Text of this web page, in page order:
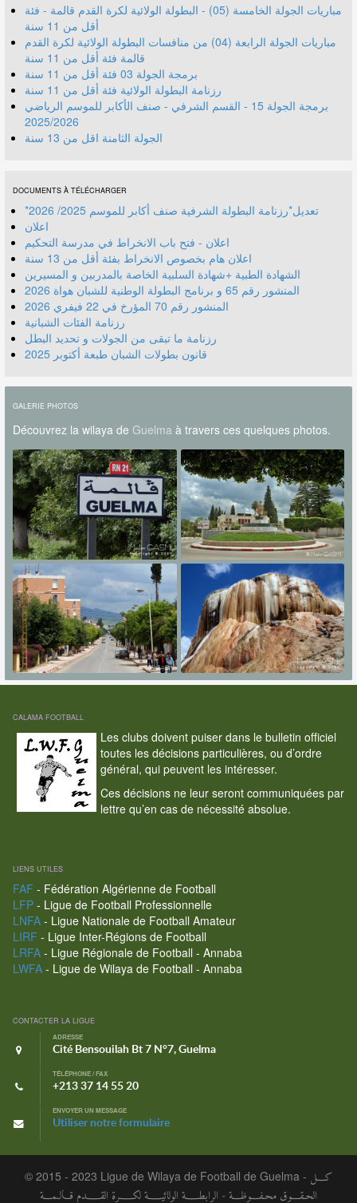
مباريات الجولة الخامسة (05) - البطولة الولائية لكرة القدم قالمة - فئة
أقل من 11 سنة
مباريات الجولة الرابعة (04) من منافسات البطولة الولائية لكرة القدم
قالمة فئة أقل من 11 سنة
برمجة الجولة 03 فئة أقل من 11 سنة
رزنامة البطولة الولائية فئة أقل من 11 سنة
برمجة الجولة 15 - القسم الشرفي - صنف الأكابر للموسم الرياضي
2025/2026
الجولة الثامنة اقل من 13 سنة
DOCUMENTS À TÉLÉCHARGER
*تعديل*رزنامة البطولة الشرفية صنف أكابر للموسم 2025/ 2026
اعلان
اعلان - فتح باب الانخراط في مدرسة التحكيم
اعلان هام بخصوص الانخراط بفئة أقل من 13 سنة
الشهادة الطبية +شهادة السلبية الخاصة بالمدربين و المسيرين
المنشور رقم 70 المؤرخ في 22 فيفري 2026
رزنامة الفئات الشبانية
رزنامة ما تبقى من الجولات و تحديد البطل
قانون بطولات الشبان طبعة أكتوبر 2025
GALERIE PHOTOS
Découvrez la wilaya de Guelmaà travers ces quelques photos.
CALAMA FOOTBALL
Les clubs doivent puiser dans le bulletin officiel
toutes les décisions particulières, ou d’ordre
général, qui peuvent les intéresser.
Ces décisions ne leur seront communiquées par
lettre qu’en cas de nécessité absolue.
LIENS UTILES
FAF - Fédération Algérienne de Football
LFP- Ligue de Football Professionnelle
LNFA- Ligue Nationale de Football Amateur
LIRF - Ligue Inter-Régions de Football
LRFA- Ligue Régionale de Football - Annaba
LWFA- Ligue de Wilaya de Football - Annaba
CONTACTER LA LIGUE
ADRESSE
Cité Bensouilah Bt 7 N°7, Guelma
TÉLÉPHONE / FAX
+213 37 14 55 20
ENVOYER UN MESSAGE
Utiliser notre formulaire
© 2015 - 2023 Ligue de Wilaya de Football de Guelma - كـــل
الحـقـــوق محـفـــوظـــة - الرابطــــة الولائيــــة لكــــرة القــــدم قـالـمـــة